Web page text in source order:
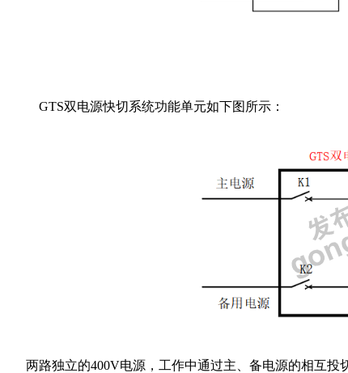
GTS双电源快切系统功能单元如下图所示：
两路独立的400V电源，工作中通过主、备电源的相互